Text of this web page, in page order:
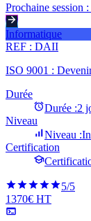
Prochaine session :
Informatique
REF : DAII
ISO 9001 :
Durée
Durée :2
Niveau
Niveau :
Certification
5/5
1370€ HT